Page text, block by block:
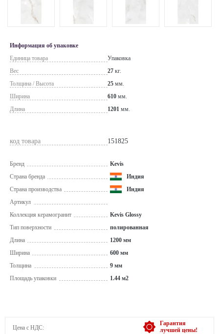
Информация об упаковке
Единица товара
Упаковка
Вес
27 кг.
Толщина / Высота
25 мм.
Ширина
610 мм.
Длина
1201 мм.
код товара 151825
Бренд
Kevis
Страна бренда
Индия
Страна производства
Индия
Артикул
Коллекция керамогранит
Kevis Glossy
Тип поверхности
полированная
Длина
1200 мм
Ширина
600 мм
Толщина
9 мм
Площадь упаковки
1.44 м2
Гарантия
лучшей цены!
Цена с НДС: